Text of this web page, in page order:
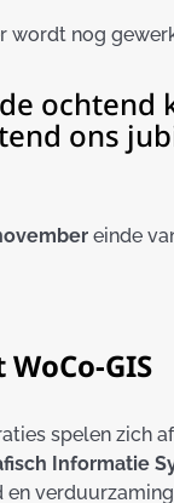
wordt nog
ons
einde
GIS
spelen zich
Informatie
en